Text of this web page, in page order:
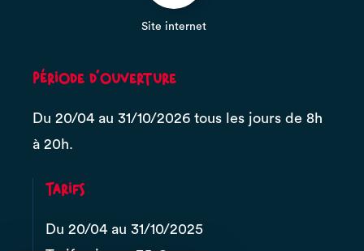
Site internet
Période d'ouverture
Du 20/04 au 31/10/2026 tous les jours de 8h
à 20h.
Tarifs
Du 20/04 au 31/10/2025